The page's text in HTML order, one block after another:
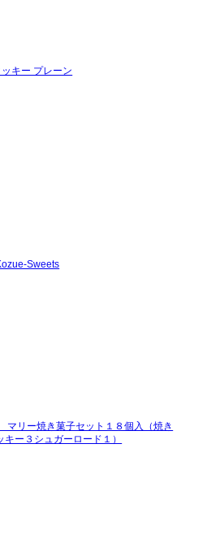
キー プレーン
Sweets
リー焼き菓子セット１８個入（焼き
ー３シュガーロード１）